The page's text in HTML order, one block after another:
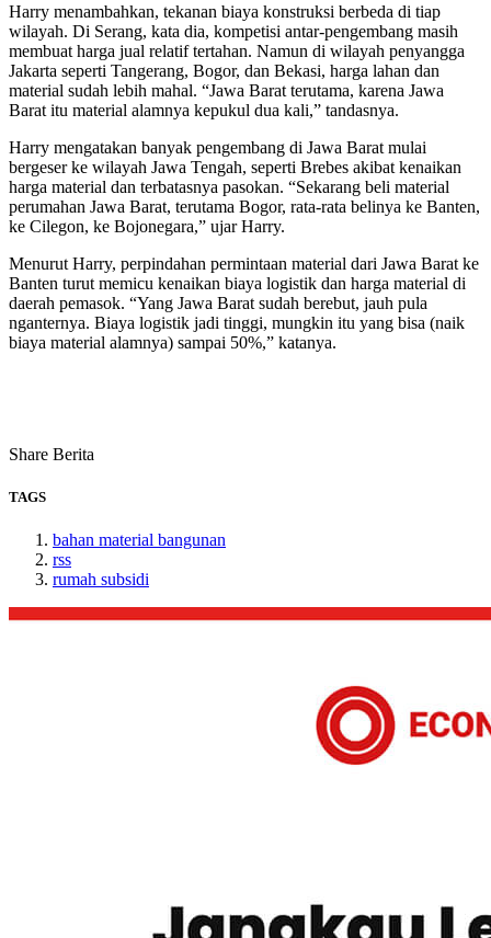
Harry menambahkan, tekanan biaya konstruksi berbeda di tiap
wilayah. Di Serang, kata dia, kompetisi antar-pengembang masih
membuat harga jual relatif tertahan. Namun di wilayah penyangga
Jakarta seperti Tangerang, Bogor, dan Bekasi, harga lahan dan
material sudah lebih mahal. “Jawa Barat terutama, karena Jawa
Barat itu material alamnya kepukul dua kali,” tandasnya.
Harry mengatakan banyak pengembang di Jawa Barat mulai
bergeser ke wilayah Jawa Tengah, seperti Brebes akibat kenaikan
harga material dan terbatasnya pasokan. “Sekarang beli material
perumahan Jawa Barat, terutama Bogor, rata-rata belinya ke Banten,
ke Cilegon, ke Bojonegara,” ujar Harry.
Menurut Harry, perpindahan permintaan material dari Jawa Barat ke
Banten turut memicu kenaikan biaya logistik dan harga material di
daerah pemasok. “Yang Jawa Barat sudah berebut, jauh pula
nganternya. Biaya logistik jadi tinggi, mungkin itu yang bisa (naik
biaya material alamnya) sampai 50%,” katanya.
Share Berita
TAGS
bahan material bangunan
rss
rumah subsidi